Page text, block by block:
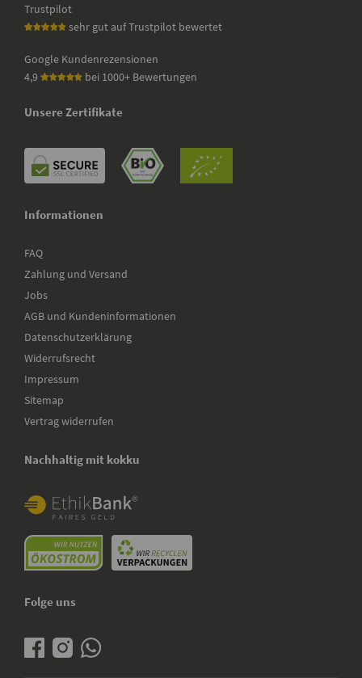
Trustpilot
sehr gut auf Trustpilot bewertet
Google Kundenrezensionen
4,9
bei 1000+ Bewertungen
Unsere Zertifikate
Informationen
FAQ
Zahlung und Versand
Jobs
AGB und Kundeninformationen
Datenschutzerklärung
Widerrufsrecht
Impressum
Sitemap
Vertrag widerrufen
Nachhaltig mit kokku
Folge uns